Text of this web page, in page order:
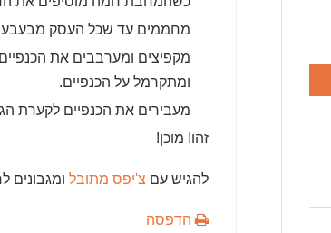
מחממים עד שכל העסק מבעבע
מקפיצים ומערבבים את
ומתקרמל על הכנפיים.
מעבירים את הכנפיים לקערת
זהו! מוכן!
להגיש עם צ'יפס מתובל ומגבונים
הדפסה